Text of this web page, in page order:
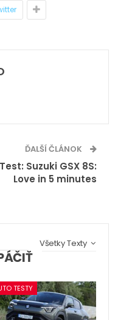
ĎALŠÍ ČLÁNOK
Test: Suzuki GSX 8S:
Love in 5 minutes
Všetky Texty
TESTY